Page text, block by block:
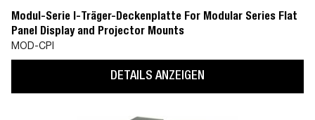
Modul-Serie I-Träger-Deckenplatte For Modular Series Flat
Panel Display and Projector Mounts
MOD-CPI
DETAILS ANZEIGEN